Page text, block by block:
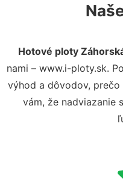
Hotové ploty
nami – www.i-ploty.sk.
výhod a dôvodov, prečo
vám, že nadviazanie